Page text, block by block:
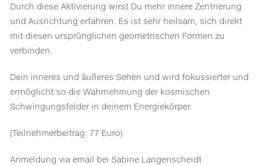
Durch diese Aktivierung wirst Du mehr innere Zentrierung
und Ausrichtung erfahren. Es ist sehr heilsam, sich direkt
mit diesen ursprünglichen geometrischen Formen zu
verbinden.
Dein inneres und äußeres Sehen und wird fokussierter und
ermöglicht so die Wahrnehmung der kosmischen
Schwingungsfelder in deinem Energiekörper.
(Teilnehmerbeitrag: 77 Euro)
Anmeldung via email bei Sabine Langenscheidt